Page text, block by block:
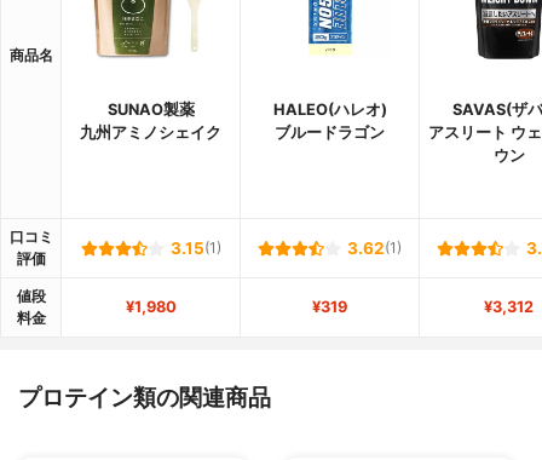
商品名
SUNAO製薬
九州アミノシェイク
HALEO(ハレオ)
ブルードラゴン
SAVAS(ザ
アスリート ウ
ウン
口コミ
評価
3.15(1) 3.62(1)
値段
料金
¥1,980 ¥319 ¥3,312
プロテイン類の関連商品